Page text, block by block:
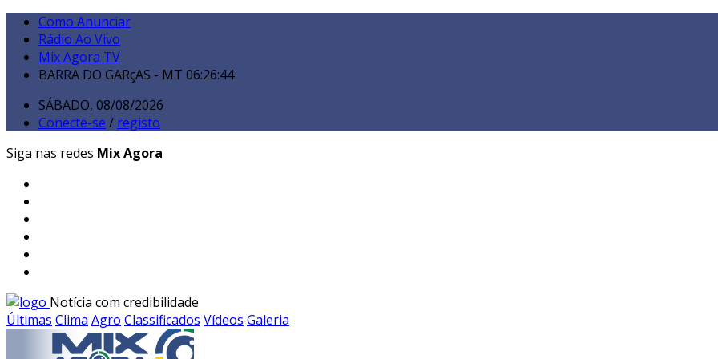
Como Anunciar
Rádio Ao Vivo
Mix Agora TV
BARRA DO GARçAS - MT 06:26:45
SÁBADO, 08/08/2026
Conecte-se / registo
Siga nas redes Mix Agora
Notícia com credibilidade
Últimas Clima Agro Classificados Vídeos Galeria